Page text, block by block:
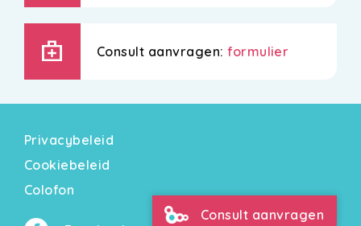
medical_services Consult aanvragen:formulier
Privacybeleid
Cookiebeleid
Colofon
Consult aanvragen